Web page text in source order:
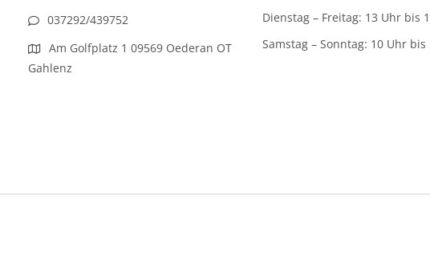
037292/439752
Am Golfplatz 1 09569 Oederan OT
Gahlenz
Dienstag – Freitag: 13 Uhr bis
Samstag – Sonntag: 10 Uhr bis